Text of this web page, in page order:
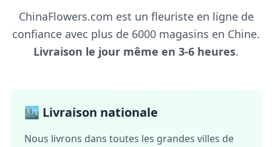
ChinaFlowers.com est un fleuriste en ligne de
confiance avec plus de 6000 magasins en Chine.
Livraison le jour même en 3-6 heures.
🏙️ Livraison nationale
Nous livrons dans toutes les grandes villes de